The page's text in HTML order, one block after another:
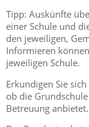
Tipp: Auskünfte
einer Schule und
den jeweiligen,
Informieren
jeweiligen Schule.
Erkundigen Sie
ob die
Betreuung anbietet.